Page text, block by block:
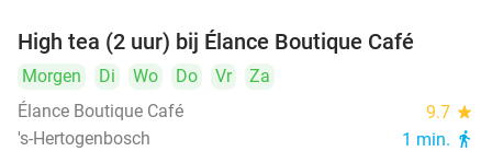
High tea (2 uur) bij Élance Boutique Café
Morgen Di Wo Do Vr
Za
Élance Boutique Café
9.7 star
's-Hertogenbosch 1 min. directions_walk